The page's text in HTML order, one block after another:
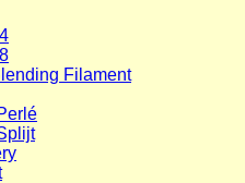
Filament